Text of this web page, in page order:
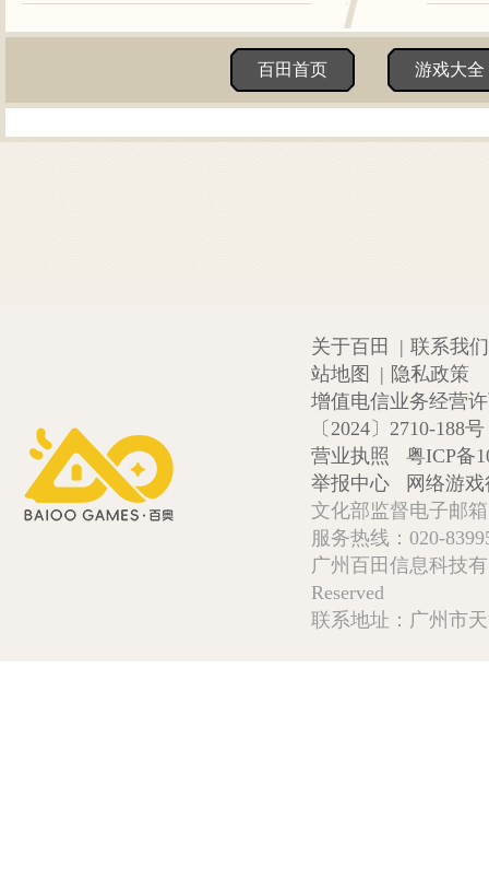
百田首页 游戏大全
关于百田 | 联系我们
站地图
| 隐私政策
增值电信业务经营
〔2024〕2710-188号
营业执照
粤ICP备
举报中心
网络游
文化部监督电子邮
服务热线：020-
广州百田信息科技
Reserved
联系地址：广州市